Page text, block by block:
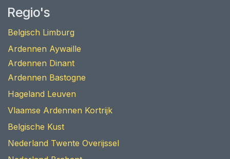
Regio's
Belgisch Limburg
Ardennen Aywaille
Ardennen Dinant
Ardennen Bastogne
Hageland Leuven
Vlaamse Ardennen Kortrijk
Belgische Kust
Nederland Twente Overijssel